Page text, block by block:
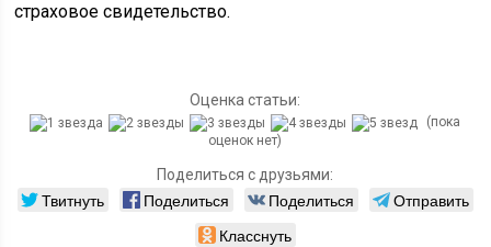
страховое свидетельство.
Оценка статьи:
(пока
оценок нет)
Поделиться с друзьями:
Твитнуть Поделиться Поделиться
Отправить
Класснуть